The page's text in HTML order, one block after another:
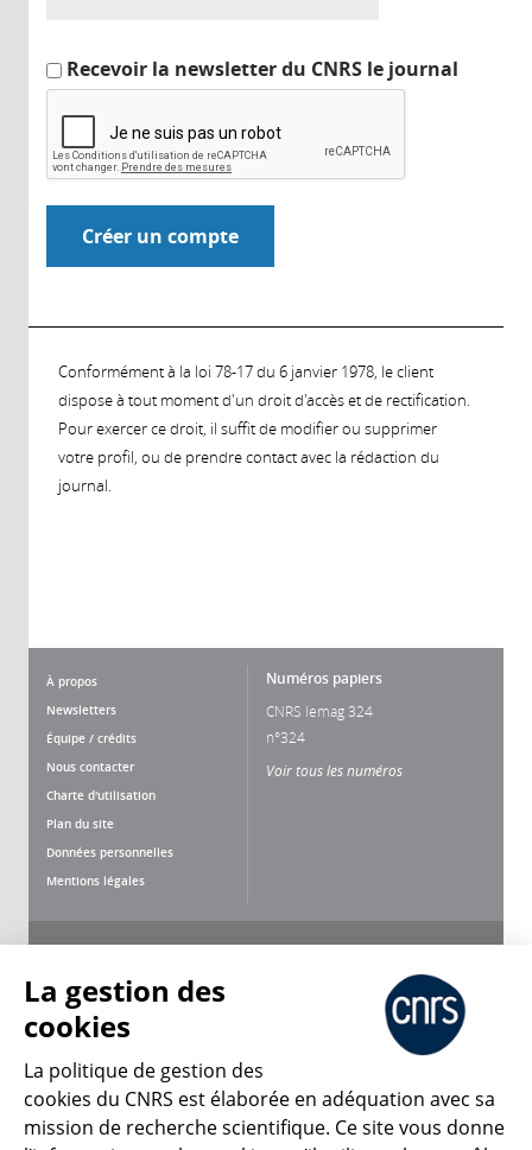
Recevoir la newsletter du CNRS le journal
Conformément à la loi 78-17 du 6 janvier 1978, le client
dispose à tout moment d'un droit d'accès et de rectification.
Pour exercer ce droit, il suffit de modifier ou supprimer
votre profil, ou de prendre contact avec la rédaction du
journal.
À propos
Newsletters
Équipe / crédits
Nous contacter
Charte d'utilisation
Plan du site
Données personnelles
Mentions légales
Numéros papiers
CNRS lemag 324
n°324
Voir tous les numéros
CNRS Le Mag
La gestion des
cookies
La politique de gestion des
cookies du CNRS est élaborée en adéquation avec sa
mission de recherche scientifique. Ce site vous donne